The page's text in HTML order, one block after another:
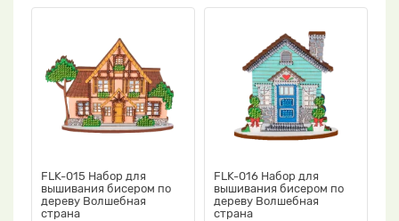
FLK-015 Набор для
вышивания бисером по
дереву Волшебная
страна
FLK-016 Набор для
вышивания бисером по
дереву Волшебная
страна